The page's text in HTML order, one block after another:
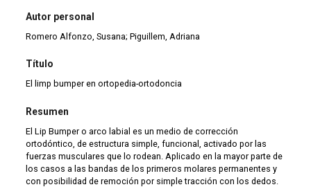
Autor personal
Romero Alfonzo, Susana; Piguillem, Adriana
Título
El limp bumper en ortopedia-ortodoncia
Resumen
El Lip Bumper o arco labial es un medio de corrección
ortodóntico, de estructura simple, funcional, activado por las
fuerzas musculares que lo rodean. Aplicado en la mayor parte de
los casos a las bandas de los primeros molares permanentes y
con posibilidad de remoción por simple tracción con los dedos.